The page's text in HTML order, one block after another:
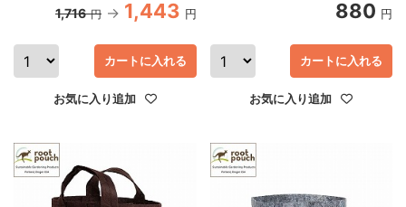
1,716 円 1,443 円
カートに入れる
お気に入り追加
880 円
カートに入れる
お気に入り追加